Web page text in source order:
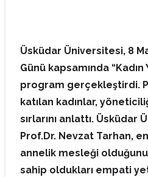
Üsküdar Üniversitesi, 8
Günü kapsamında
program gerçekleştirdi.
katılan kadınlar,
sırlarını anlattı.
Prof.Dr. Nevzat Tarhan,
annelik mesleği
sahip oldukları empati